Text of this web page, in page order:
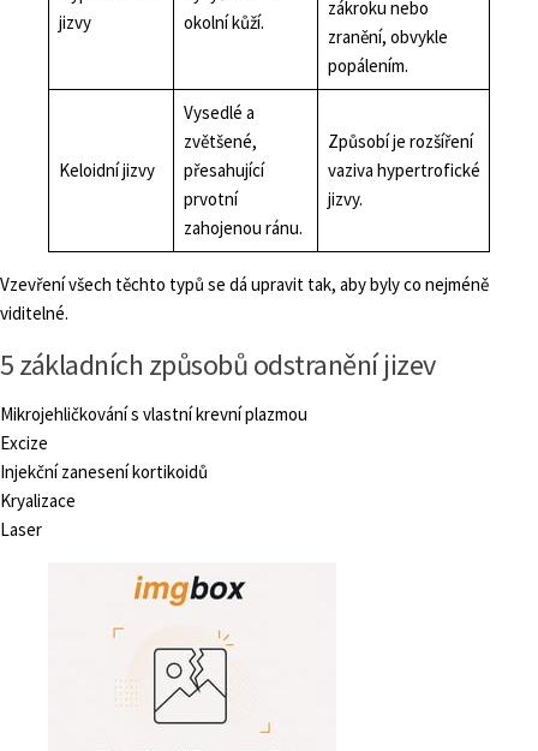
jizvy
okolní kůží.
zákroku nebo
zranění, obvykle
popálením.
Keloidní jizvy
Vysedlé a
zvětšené,
přesahující
prvotní
zahojenou ránu.
Způsobí je rozšíření
vaziva hypertrofické
jizvy.
Vzevření všech těchto typů se dá upravit tak, aby byly co nejméně
viditelné.
5 základních způsobů odstranění jizev
Mikrojehličkování s vlastní krevní plazmou
Excize
Injekční zanesení kortikoidů
Kryalizace
Laser